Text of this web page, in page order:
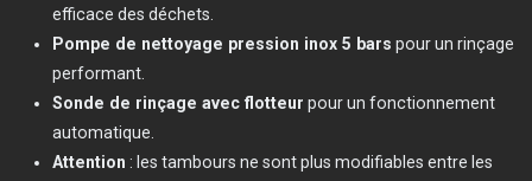
efficace des déchets.
Pompe de nettoyage pression inox 5 bars pour un rinçage
performant.
Sonde de rinçage avec flotteur pour un fonctionnement
automatique.
Attention : les tambours ne sont plus modifiables entre les